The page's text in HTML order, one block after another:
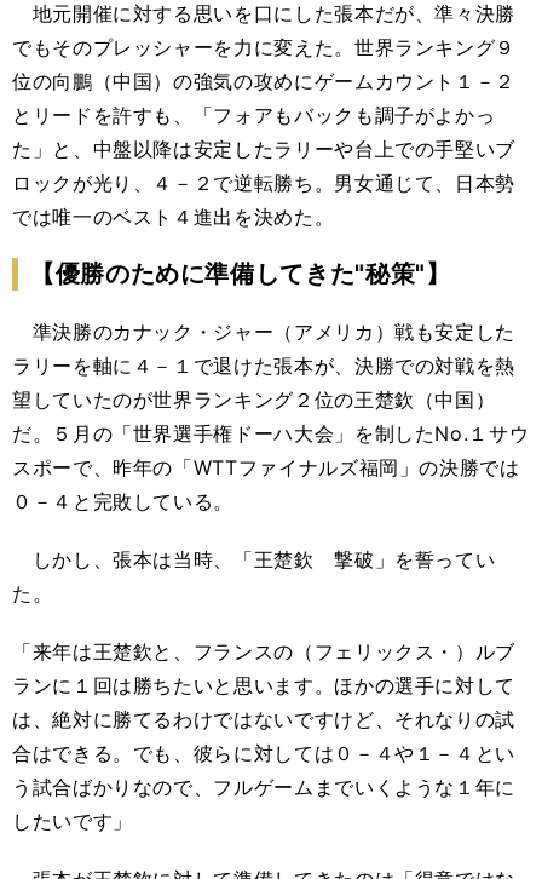
地元開催に対する思いを口にした張本だが、準々決勝
でもそのプレッシャーを力に変えた。世界ランキング９
位の向鵬（中国）の強気の攻めにゲームカウント１－２
とリードを許すも、「フォアもバックも調子がよかっ
た」と、中盤以降は安定したラリーや台上での手堅いブ
ロックが光り、４－２で逆転勝ち。男女通じて、日本勢
では唯一のベスト４進出を決めた。
【優勝のために準備してきた"秘策"】
準決勝のカナック・ジャー（アメリカ）戦も安定した
ラリーを軸に４－１で退けた張本が、決勝での対戦を熱
望していたのが世界ランキング２位の王楚欽（中国）
だ。５月の「世界選手権ドーハ大会」を制したNo.１サウ
スポーで、昨年の「WTTファイナルズ福岡」の決勝では
０－４と完敗している。
しかし、張本は当時、「王楚欽 撃破」を誓ってい
た。
「来年は王楚欽と、フランスの（フェリックス・）ルブ
ランに１回は勝ちたいと思います。ほかの選手に対して
は、絶対に勝てるわけではないですけど、それなりの試
合はできる。でも、彼らに対しては０－４や１－４とい
う試合ばかりなので、フルゲームまでいくような１年に
したいです」